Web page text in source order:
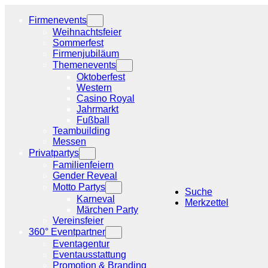
Firmenevents
Weihnachtsfeier
Sommerfest
Firmenjubiläum
Themenevents
Oktoberfest
Western
Casino Royal
Jahrmarkt
Fußball
Teambuilding
Messen
Privatpartys
Familienfeiern
Gender Reveal
Motto Partys
Karneval
Märchen Party
Vereinsfeier
360° Eventpartner
Eventagentur
Eventausstattung
Promotion & Branding
Suche
Merkzettel